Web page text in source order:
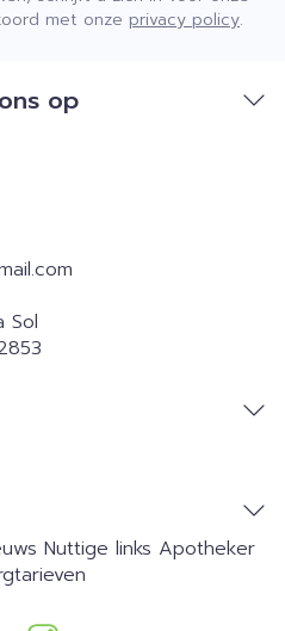
met onze privacy policy.
op
Sol
Nuttige links Apotheker